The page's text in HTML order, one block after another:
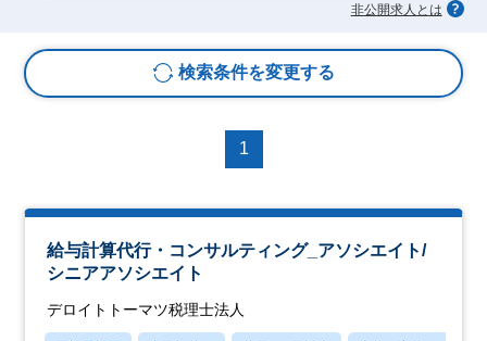
非公開求人とは
検索条件を変更する
1
給与計算代行・コンサルティング_アソシエイト/
シニアアソシエイト
デロイトトーマツ税理士法人